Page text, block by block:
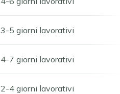
3-5 giorni lavorativi
4-7 giorni lavorativi
2-4 giorni lavorativi